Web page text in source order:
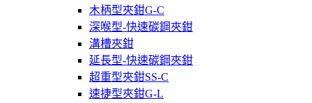
木柄型夾鉗G-C
深喉型-快速碳鋼夾鉗
溝槽夾鉗
延長型-快速碳鋼夾鉗
超重型夾鉗SS-C
速捷型夾鉗G-L